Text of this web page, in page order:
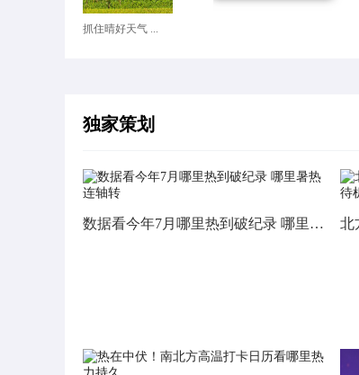
抓住晴好天气 ...
独家策划
数据看今年7月哪里热到破纪录 哪里暑热连轴转